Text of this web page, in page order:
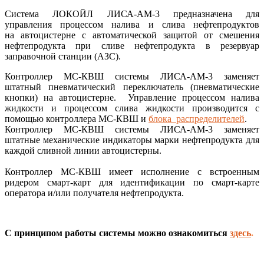
Система ЛОКОЙЛ ЛИСА-AM-3 предназначена для
управления процессом налива и слива нефтепродуктов
на автоцистерне с автоматической защитой от смешения
нефтепродукта при сливе нефтепродукта в резервуар
заправочной станции (АЗС).
Контроллер МС-КВШ системы ЛИСА-AM-3 заменяет
штатный пневматический переключатель (пневматические
кнопки) на автоцистерне. Управление процессом налива
жидкости и процессом слива жидкости производится с
помощью контроллера МС-КВШ и блока распределителей.
Контроллер МС-КВШ системы ЛИСА-AM-3 заменяет
штатные механические индикаторы марки нефтепродукта для
каждой сливной линии автоцистерны.
Контроллер МС-КВШ имеет исполнение с встроенным
ридером смарт-карт для идентификации по смарт-карте
оператора и/или получателя нефтепродукта.
С принципом работы системы можно ознакомиться здесь.